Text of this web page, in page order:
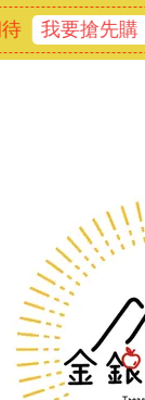
我要搶先購！